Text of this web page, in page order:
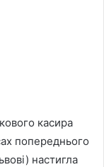
касира
попереднього
настигла